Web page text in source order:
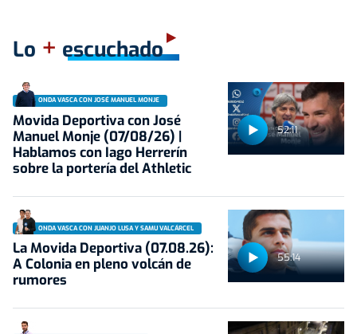
Lo + escuchado
52:11
ONDA VASCA CON JOSÉ MANUEL MONJE
Movida Deportiva con José
Manuel Monje (07/08/26) |
Hablamos con Iago Herrerín
sobre la portería del Athletic
55:14
ONDA VASCA CON JUANJO LUSA Y SAMU VALCÁRCEL
La Movida Deportiva (07.08.26):
A Colonia en pleno volcán de
rumores